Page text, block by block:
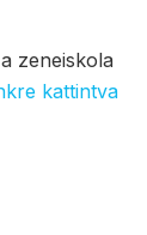
zeneiskola
kattintva